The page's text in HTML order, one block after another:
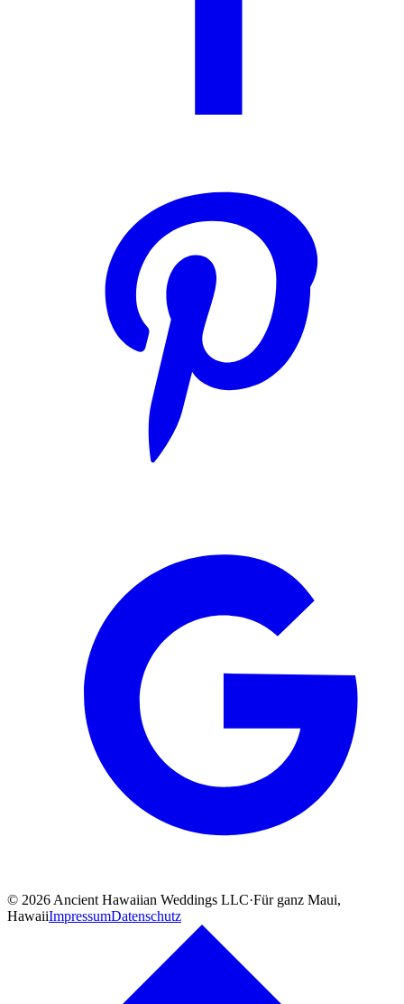
© 2026 Ancient Hawaiian Weddings LLC·Für ganz Maui,
HawaiiImpressumDatenschutz